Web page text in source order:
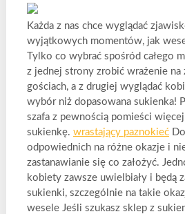
Każda z nas chce wyglądać
wyjątkowych momentów, jak
Tylko co wybrać spośród całego
z jednej strony zrobić wrażenie na
gościach, a z drugiej wyglądać
wybór niż dopasowana sukienka!
szafa z pewnością pomieści
sukienkę. wrastający paznokieć
odpowiednich na różne okazje i
zastanawianie się co założyć.
kobiety zawsze uwielbiały i będą
sukienki, szczególnie na takie
wesele Jeśli szukasz sklep z